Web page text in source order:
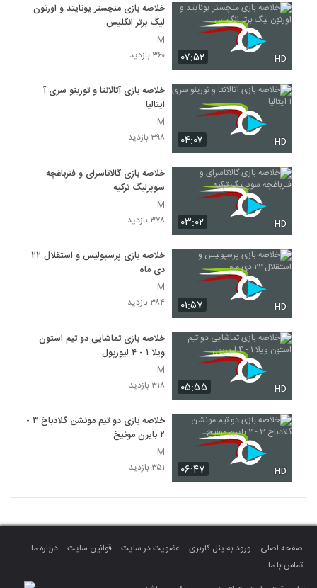
۰۷:۵۲ HD
خلاصه بازی منچستر یونایتد و اورتون
لیگ برتر انگلیس
M
۳۶۰ بازدید
۰۴:۰۷ HD
خلاصه بازی آتالانتا و تورینو سری آ
ایتالیا
M
۳۹۸ بازدید
۰۳:۰۲ HD
خلاصه بازی گالاتاسرای و فنرباغچه
سوپرلیگ ترکیه
M
۳۷۸ بازدید
۰۱:۵۷ HD
خلاصه بازی پرسپولیس و استقلال ۲۲
دی ماه
M
۳۸۴ بازدید
۰۵:۵۵ HD
خلاصه بازی تماشایی دو تیم استون
ویلا ۱ - ۴ لیورپول
M
۳۱۸ بازدید
۰۶:۴۷ HD
خلاصه بازی دو تیم مونشن گلادباخ ۳ -
۲ بایرن مونیخ
M
۳۵۱ بازدید
صفحه اصلی ورود به پنل کاربری عضویت در سایت قوانین سایت
درباره ما
تماس با ما